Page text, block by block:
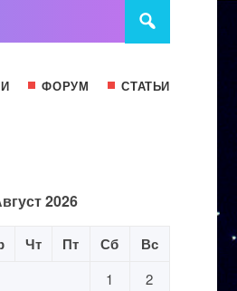
ФОРУМ СТАТЬИ
2026
Чт Пт Сб Вс
1
2